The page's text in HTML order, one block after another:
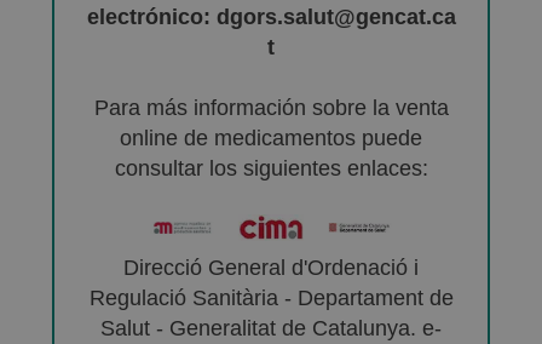
electrónico: dgors.salut@gencat.ca
t
Para más información sobre la venta
online de medicamentos puede
consultar los siguientes enlaces:
Direcció General d'Ordenació i
Regulació Sanitària - Departament de
Salut - Generalitat de Catalunya. e-